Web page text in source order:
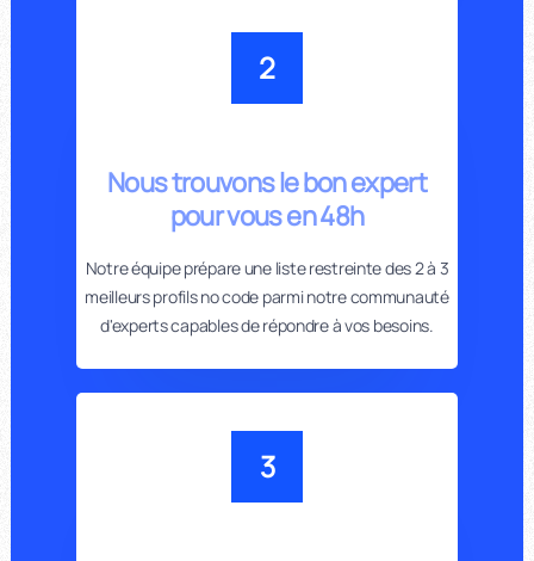
2
Nous trouvons le bon expert
pour vous en 48h
Notre équipe prépare une liste restreinte des 2 à 3
meilleurs profils no code parmi notre communauté
d'experts capables de répondre à vos besoins.
3